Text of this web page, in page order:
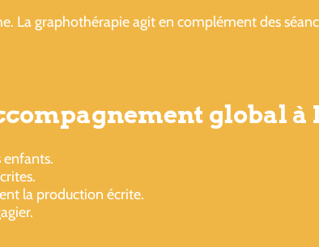
La graphothérapie agit en complément des
global à
enfants.
la production écrite.